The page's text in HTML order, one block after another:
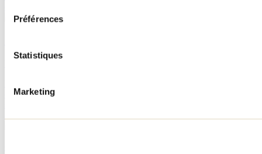
Préférences
Statistiques
Marketing
Par : Tourisme Lanaudière
charme pour explorer la région et partager des moments mémorables